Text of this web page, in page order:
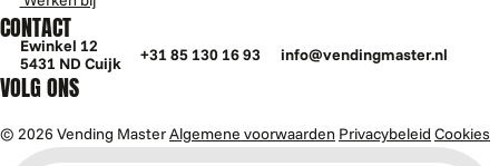
CONTACT
Ewinkel 12
5431 ND Cuijk
+31 85 130 16 93 info@vendingmaster.nl
VOLG ONS
© 2026 Vending MasterAlgemene voorwaarden Privacybeleid Cookies